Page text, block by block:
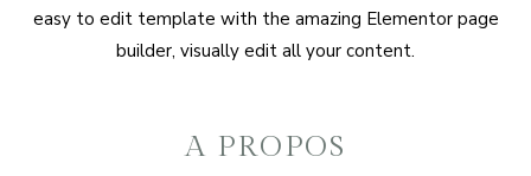
easy to edit template with the amazing Elementor page
builder, visually edit all your content.
A PROPOS